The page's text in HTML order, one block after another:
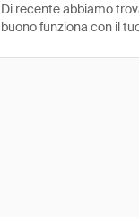
Di recente abbiamo
buono funziona con il